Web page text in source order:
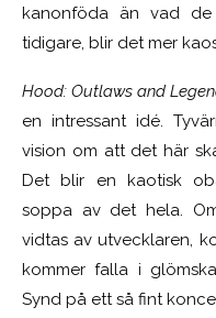
kanonföda än vad
tidigare, blir det mer
Hood: Outlaws and
en intressant idé.
vision om att det här
Det blir en kaotisk
soppa av det hela.
vidtas av utvecklaren,
kommer falla i
Synd på ett så fint